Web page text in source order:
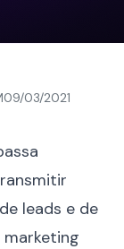
09/03/2021
leads e de